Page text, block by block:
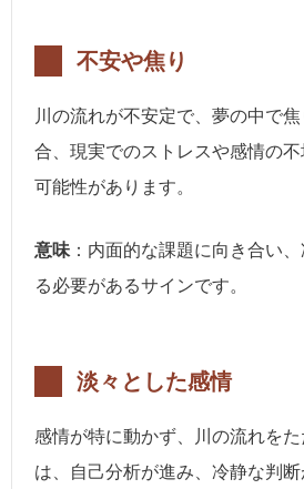
不安や焦り
川の流れが不安定で、夢の中で
合、現実でのストレスや感情の
可能性があります。
意味 ：内面的な課題に向き合い
る必要があるサインです。
淡々とした感情
感情が特に動かず、川の流れを
は、自己分析が進み、冷静な判